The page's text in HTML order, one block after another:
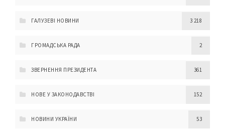
ГАЛУЗЕВІ НОВИНИ 3 218
ГРОМАДСЬКА РАДА 2
ЗВЕРНЕННЯ ПРЕЗИДЕНТА 361
НОВЕ У ЗАКОНОДАВСТВІ 152
НОВИНИ УКРАЇНИ 53